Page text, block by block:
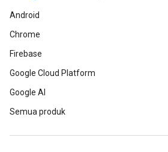
Android
Chrome
Firebase
Google Cloud Platform
Google AI
Semua produk